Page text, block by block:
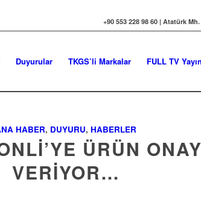
+90 553 228 98 60 | Atatürk
Duyurular TKGS’li Markalar FULL TV
HABER, DUYURU, HABERLER
ÜRÜN
VERIYOR…